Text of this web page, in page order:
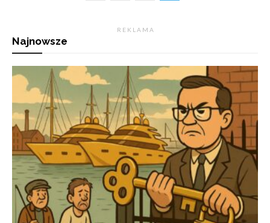
R E K L A M A
Najnowsze